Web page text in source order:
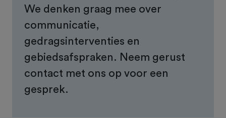
We denken graag mee over
communicatie,
gedragsinterventies en
gebiedsafspraken. Neem gerust
contact met ons op voor een
gesprek.